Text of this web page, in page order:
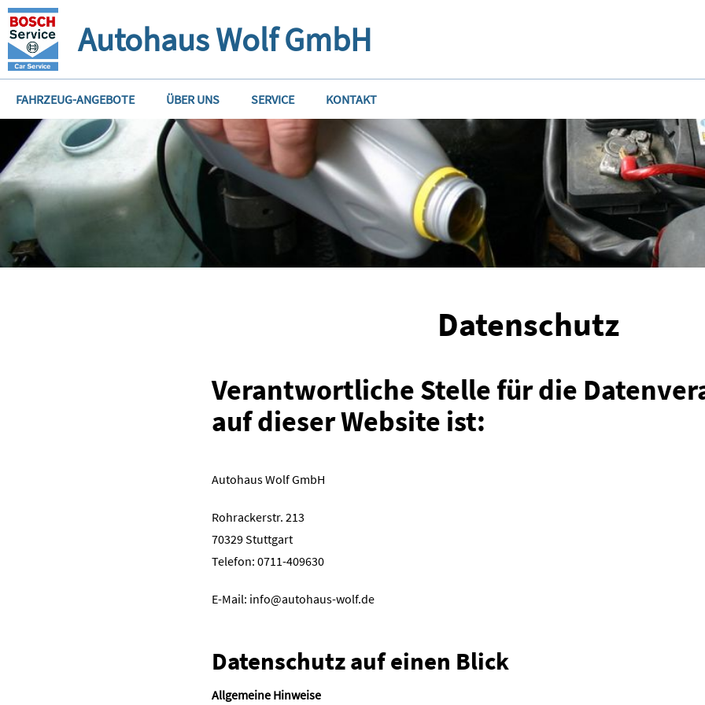
Autohaus Wolf GmbH
FAHRZEUG-ANGEBOTE ÜBER UNS SERVICE KONTAKT
Datenschutz
Verantwortliche Stelle für die
auf dieser Website ist:
Autohaus Wolf GmbH
Rohrackerstr. 213
70329 Stuttgart
Telefon: 0711-409630
E-Mail: info@autohaus-wolf.de
Datenschutz auf einen Blick
Allgemeine Hinweise